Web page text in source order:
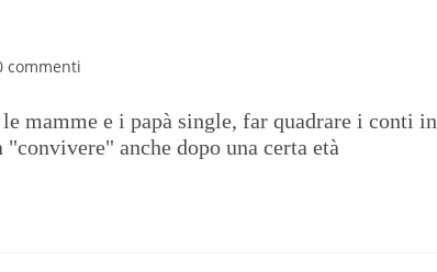
commenti
mamme e i papà single, far quadrare i conti in
anche dopo una certa età